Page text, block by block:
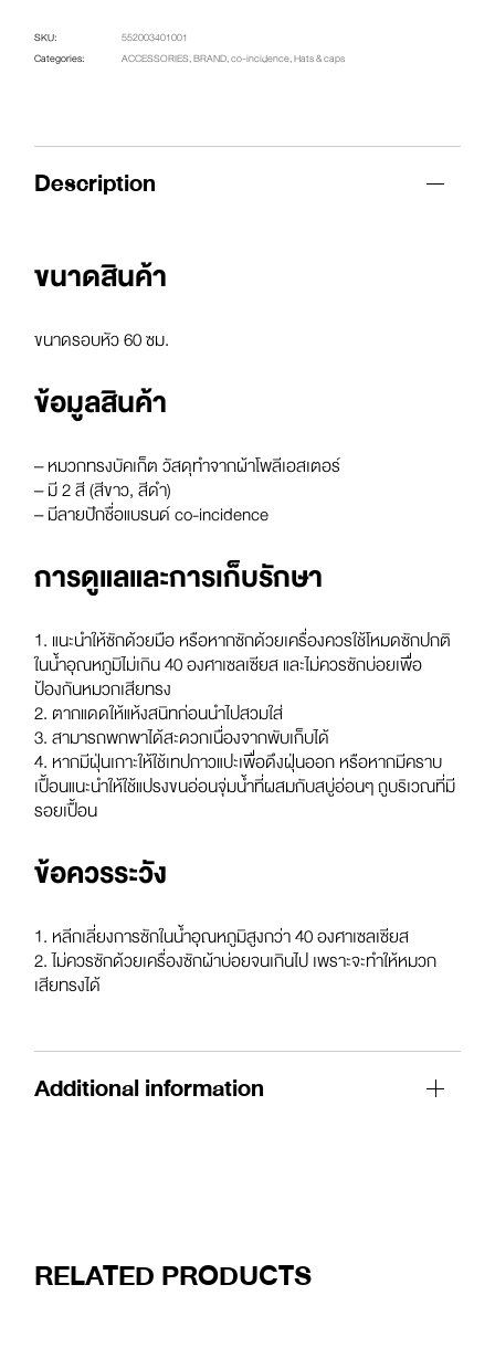
SKU:
552003401001
Categories:
ACCESSORIES,BRAND,co-incidence,Hats & caps
Description
ขนาดสินค้า
ขนาดรอบหัว 60 ซม.
ข้อมูลสินค้า
– หมวกทรงบัคเก็ต วัสดุทำจากผ้าโพลีเอสเตอร์
– มี 2 สี (สีขาว, สีดำ)
– มีลายปักชื่อแบรนด์ co-incidence
การดูแลและการเก็บรักษา
1. แนะนำให้ซักด้วยมือ หรือหากซักด้วยเครื่องควรใช้โหมดซักปกติ
ในน้ำอุณหภูมิไม่เกิน 40 องศาเซลเซียส และไม่ควรซักบ่อยเพื่อ
ป้องกันหมวกเสียทรง
2. ตากแดดให้แห้งสนิทก่อนนำไปสวมใส่
3. สามารถพกพาได้สะดวกเนื่องจากพับเก็บได้
4. หากมีฝุ่นเกาะให้ใช้เทปกาวแปะเพื่อดึงฝุ่นออก หรือหากมีคราบ
เปื้อนแนะนำให้ใช้แปรงขนอ่อนจุ่มน้ำที่ผสมกับสบู่อ่อนๆ ถูบริเวณที่มี
รอยเปื้อน
ข้อควรระวัง
1. หลีกเลี่ยงการซักในน้ำอุณหภูมิสูงกว่า 40 องศาเซลเซียส
2. ไม่ควรซักด้วยเครื่องซักผ้าบ่อยจนเกินไป เพราะจะทำให้หมวก
เสียทรงได้
Additional information
RELATED PRODUCTS